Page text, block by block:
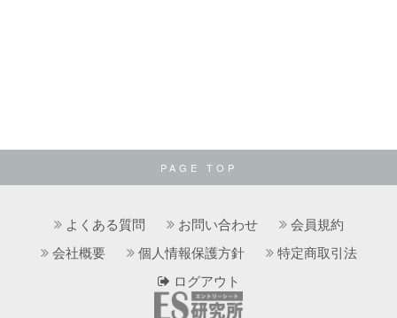
PAGE TOP
よくある質問 お問い合わせ
会員規約
会社概要
個人情報保護方針
特定商取引法
ログアウト